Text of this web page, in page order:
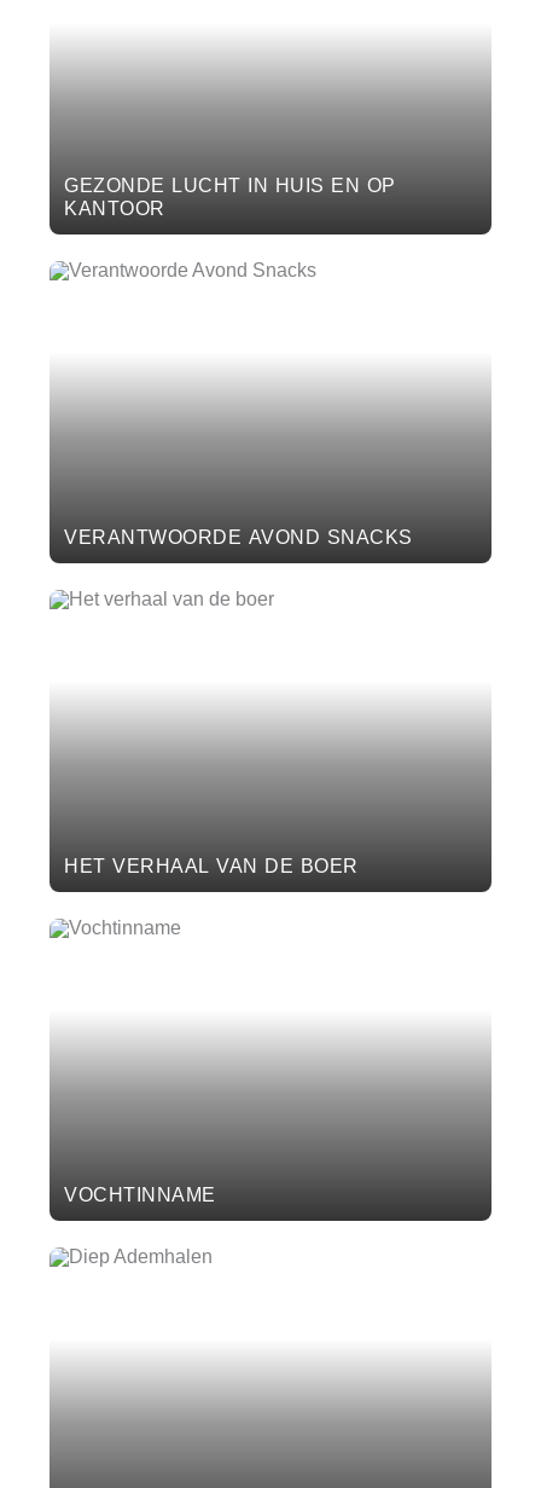
GEZONDE LUCHT IN HUIS EN OP
KANTOOR
VERANTWOORDE AVOND SNACKS
HET VERHAAL VAN DE BOER
VOCHTINNAME